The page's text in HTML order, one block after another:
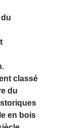
classé
du
en bois